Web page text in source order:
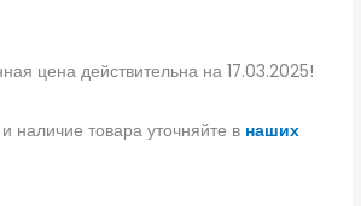
цена действительна на 17.03.2025!
наличие товара уточняйте в наших